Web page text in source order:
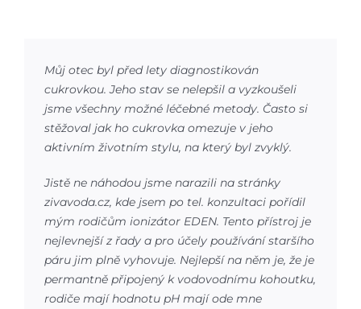
Můj otec byl před lety diagnostikován
cukrovkou. Jeho stav se nelepšil a vyzkoušeli
jsme všechny možné léčebné metody. Často si
stěžoval jak ho cukrovka omezuje v jeho
aktivním životním stylu, na který byl zvyklý.
Jistě ne náhodou jsme narazili na stránky
zivavoda.cz, kde jsem po tel. konzultaci pořídil
mým rodičům ionizátor EDEN. Tento přístroj je
nejlevnejší z řady a pro účely používání staršího
páru jim plně vyhovuje. Nejlepší na něm je, že je
permantně připojený k vodovodnímu kohoutku,
rodiče mají hodnotu pH mají ode mne